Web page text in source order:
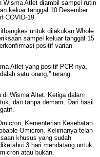
Wisma Atlet diambil sampel rutin
keluar tanggal 10 Desember
COVID-19.
untuk dilakukan Whole
sampel keluar tanggal 15
positif varian
Atlet yang positif PCR-nya,
satu orang,'' terang
di Wisma Altet. Ketiga dalam
dan tanpa demam. Dari hasil
Kementerian Kesehatan
Omicron. Kelimanya telah
khusus yang sudah
3 hari mendatang untuk
atau bukan.